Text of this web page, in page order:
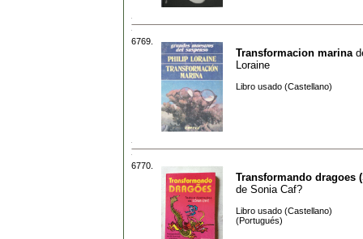
6769.
Transformacion marina
Loraine
Libro usado (Castellano)
6770.
Transformando dragoes
de Sonia Caf?
Libro usado (Castellano)
(Portugués)